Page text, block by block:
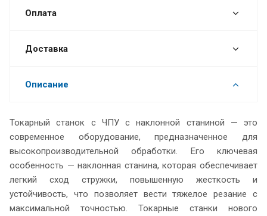
Оплата
Доставка
Описание
Токарный станок с ЧПУ с наклонной станиной — это
современное оборудование, предназначенное для
высокопроизводительной обработки. Его ключевая
особенность — наклонная станина, которая обеспечивает
легкий сход стружки, повышенную жесткость и
устойчивость, что позволяет вести тяжелое резание с
максимальной точностью. Токарные станки нового